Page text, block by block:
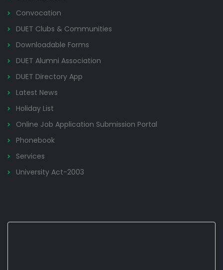
Convocation
DUET Clubs & Communities
Downloadable Forms
DUET Alumni Association
DUET Directory App
Latest News
Holiday List
Online Job Application Submission Portal
Phonebook
Services
University Act-2003